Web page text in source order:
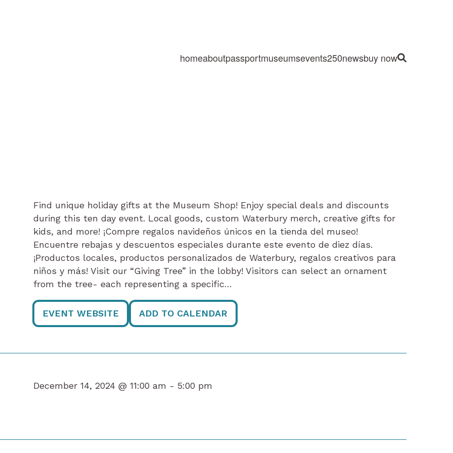
homeaboutpassportmuseumsevents250newsbuy nowSite Search
Find unique holiday gifts at the Museum Shop! Enjoy special deals and discounts
during this ten day event. Local goods, custom Waterbury merch, creative gifts for
kids, and more! ¡Compre regalos navideños únicos en la tienda del museo!
Encuentre rebajas y descuentos especiales durante este evento de diez días.
¡Productos locales, productos personalizados de Waterbury, regalos creativos para
niños y más! Visit our “Giving Tree” in the lobby! Visitors can select an ornament
from the tree- each representing a specific…
EVENT WEBSITE ADD TO CALENDAR
December 14, 2024 @ 11:00 am - 5:00 pm